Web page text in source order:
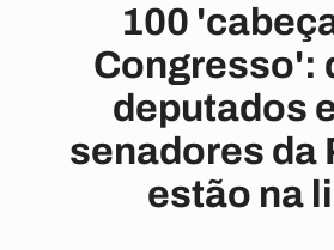
100
Congresso':
deputados
senadores da
estão na